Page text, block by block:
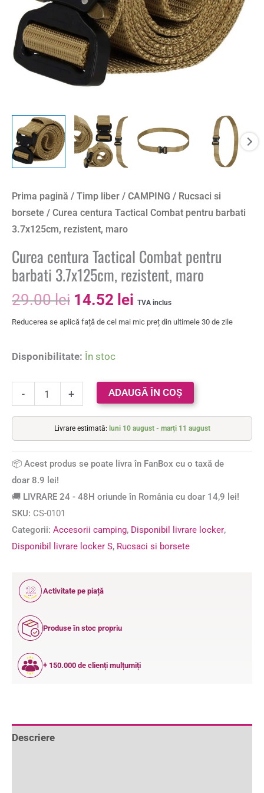
Prima pagină / Timp liber / CAMPING / Rucsaci si
borsete / Curea centura Tactical Combat pentru barbati
3.7x125cm, rezistent, maro
Curea centura Tactical Combat pentru
barbati 3.7x125cm, rezistent, maro
29.00lei 14.52 lei TVA inclus
Reducerea se aplică față de cel mai mic preț din ultimele 30 de zile
Disponibilitate: În stoc
-
rezistent,
maro
+ ADAUGĂ ÎN COȘ
Livrare estimată: luni 10 august - marți 11 august
📦 Acest produs se poate livra în FanBox cu o taxă de
doar 8.9 lei!
🚚 LIVRARE 24 - 48H oriunde în România cu doar 14,9 lei!
SKU: CS-0101
Categorii: Accesorii camping, Disponibil livrare locker,
Disponibil livrare locker S, Rucsaci si borsete
12
ANI
Activitate pe piață
Produse în stoc propriu
+ 150.000 de clienți mulțumiți
Descriere